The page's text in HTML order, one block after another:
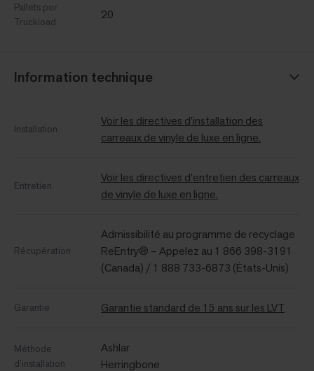
Pallets per
Truckload
20
Information technique
Installation
Voir les directives d’installation des
carreaux de vinyle de luxe en ligne.
Entretien
Voir les directives d’entretien des carreaux
de vinyle de luxe en ligne.
Récupération
Admissibilité au programme de recyclage
ReEntry® – Appelez au 1 866 398-3191
(Canada) / 1 888 733-6873 (États-Unis)
Garantie Garantie standard de 15 ans sur les LVT
Méthode
d’installation
Ashlar
Herringbone